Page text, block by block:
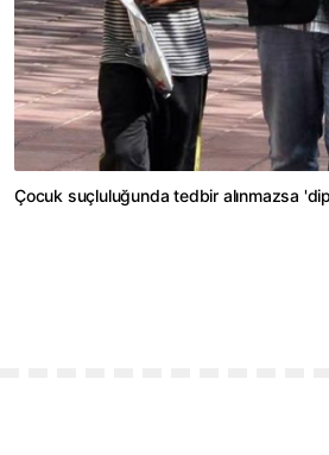
Çocuk suçluluğunda tedbir alınmazsa